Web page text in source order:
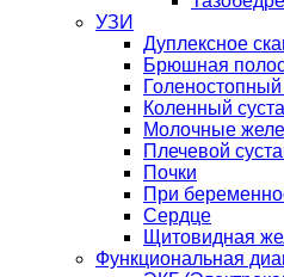
УЗИ
Дуплексное
Брюшная
Голеностопный
Коленный
Молочные
Плечевой
Почки
При
Сердце
Щитовидная
Функциональная